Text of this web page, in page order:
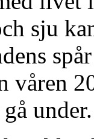
sju
våren
under.